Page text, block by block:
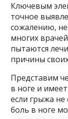
Ключевым
точное
сожалению,
многих
пытаются
причины
Представим
в ноге и
если грыжа не
боль в ноге